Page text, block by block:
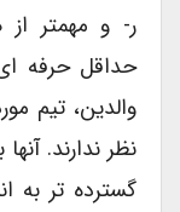
ر- و مهمتر از
حداقل حرفه
والدین، تیم
نظر ندارند.
گسترده تر به